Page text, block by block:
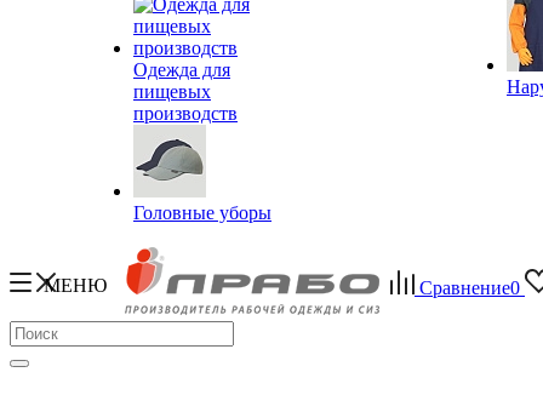
Одежда для
пищевых
производств
Головные уборы
МЕНЮ Сравнение0